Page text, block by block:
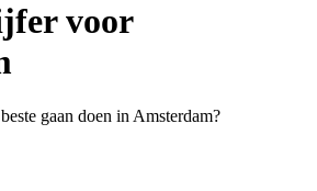
voor
gaan doen in Amsterdam?